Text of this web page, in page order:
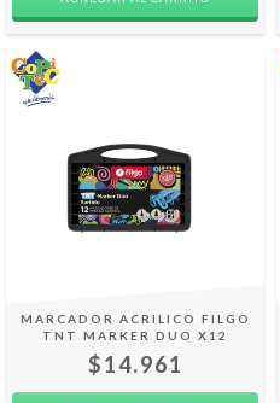
MARCADOR ACRILICO FILGO
TNT MARKER DUO X12
$14.961